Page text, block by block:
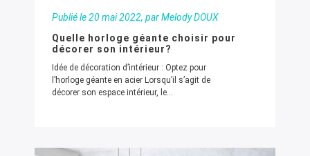
Publié le20 mai 2022, par Melody DOUX
Quelle horloge géante choisir pour
décorer son intérieur?
Idée de décoration d’intérieur : Optez pour
l’horloge géante en acier Lorsqu’il s’agit de
décorer son espace intérieur, le...